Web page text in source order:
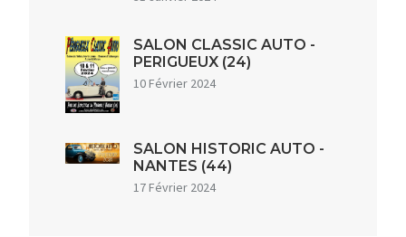
SALON CLASSIC AUTO -
PERIGUEUX (24)
10 Février 2024
SALON HISTORIC AUTO -
NANTES (44)
17 Février 2024